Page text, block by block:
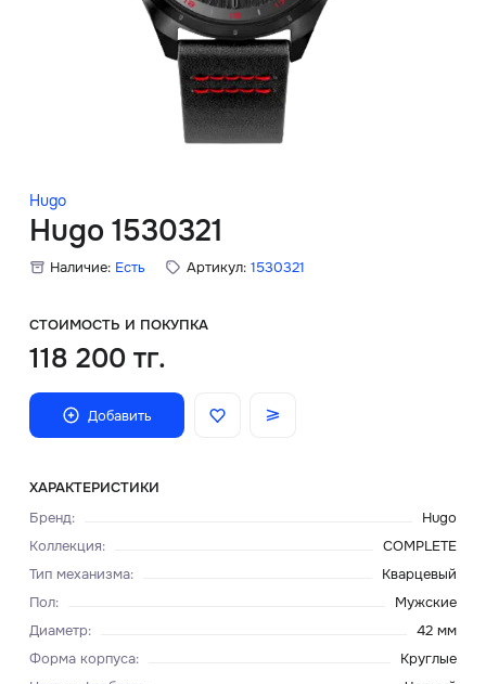
Hugo
Hugo 1530321
Наличие: Есть Артикул: 1530321
СТОИМОСТЬ И ПОКУПКА
118 200 тг.
Добавить
ХАРАКТЕРИСТИКИ
Бренд:
Hugo
Коллекция:
COMPLETE
Тип механизма:
Кварцевый
Пол:
Мужские
Диаметр:
42 мм
Форма корпуса:
Круглые
Мужские часы
Женские часы
Скидки
Главная
О нас